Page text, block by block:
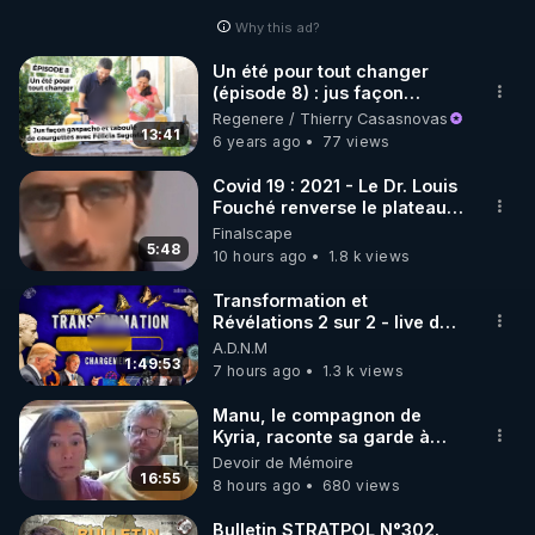
🌱 INSTAGRAM
https://www.instagram.com/rdlr_thierrycasasnovas/
http://rgnr.li/instagram
🌱 LA NEWSLETTER
Pour ne pas rater l’actualité RGNR (stages,
http://rgnr.li/news
🌱 VIDÉOS NON CENSURÉES SUR ODYSEE
Toutes les vidéos Youtube sont aussi sur la
http://rgnr.li/odysee
🌱 LES STAGES EN PRÉSENTIEL
Why this ad?
13:41
Un été pour tout changer
(épisode 8) : jus façon
gaspacho et taboulé de
courgette avec Felicia
Regenere / Thierry Casasnovas
6 years ago
77 views
5:48
Covid 19 : 2021 - Le Dr. Louis
Fouché renverse le plateau
de CNews !
Finalscape
10 hours ago
1.8 k views
1:49:53
Transformation et
Révélations 2 sur 2 - live du
07/08/26
A.D.N.M
7 hours ago
1.3 k views
16:55
Manu, le compagnon de
Kyria, raconte sa garde à
vue musclée. PARTAGEZ!
Devoir de Mémoire
8 hours ago
680 views
Bulletin STRATPOL N°302.